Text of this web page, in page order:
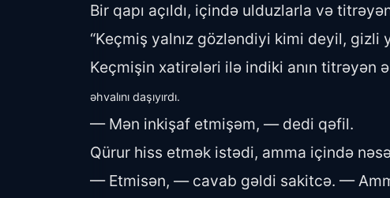
Bir qapı açıldı, içində ulduzlarla və
“Keçmiş yalnız gözləndiyi kimi deyil, gizli
Keçmişin xatirələri ilə indiki anın titrəyən
əhvalını daşıyırdı.
— Mən inkişaf etmişəm, — dedi qəfil.
Qürur hiss etmək istədi, amma içində
— Etmisən, — cavab gəldi sakitcə. —